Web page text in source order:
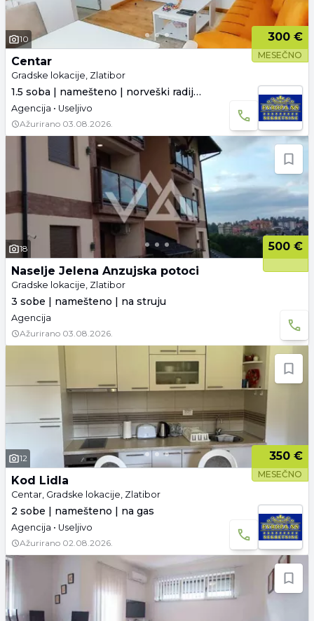
10 300 €
MESEČNO
Centar
Gradske lokacije, Zlatibor
1.5 soba | namešteno | norveški radijatori
Agencija • Useljivo
Ažurirano 03.08.2026.
18
500 €
Naselje Jelena Anzujska potoci
Gradske lokacije, Zlatibor
3 sobe | namešteno | na struju
Agencija
Ažurirano 03.08.2026.
12 350 €
MESEČNO
Kod Lidla
Centar, Gradske lokacije, Zlatibor
2 sobe | namešteno | na gas
Agencija • Useljivo
Ažurirano 02.08.2026.